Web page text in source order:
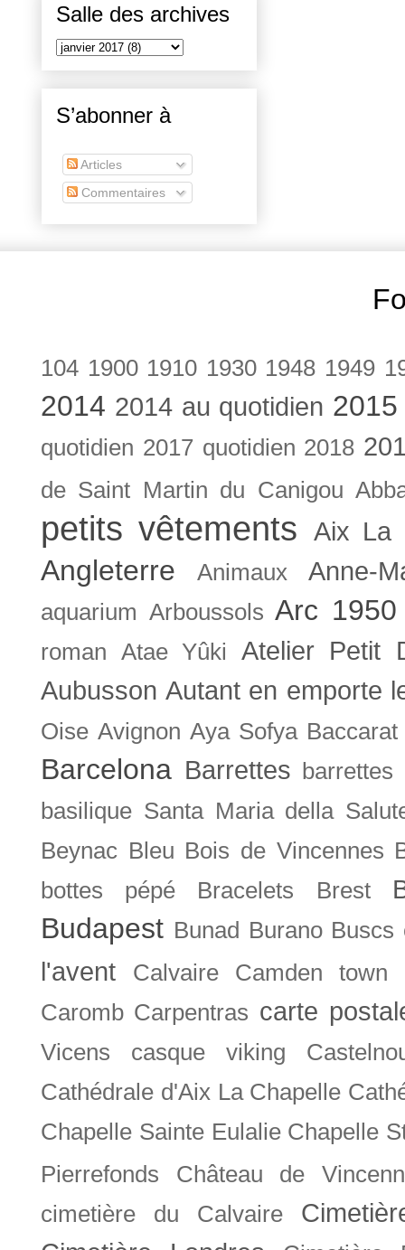
Salle des archives
S’abonner à
Articles
Commentaires
104 1900 1910 1930 1948 1949
2014 2014 au quotidien
quotidien 2017 quotidien 2018
de Saint Martin du Canigou
petits vêtements Aix La
Angleterre Animaux Anne-
aquarium Arboussols Arc 1950
roman Atae Yûki
Atelier Petit
Aubusson Autant en emporte
Oise Avignon Aya Sofya Baccarat
Barcelona Barrettes barrettes
basilique Santa Maria della
Beynac Bleu Bois de Vincennes
bottes pépé
Bracelets Brest
Budapest Bunad Burano Buscs
l'avent Calvaire Camden town
Caromb Carpentras carte
Vicens casque viking
Cathédrale d'Aix La Chapelle
Chapelle Sainte Eulalie Chapelle
Pierrefonds
Château de
cimetière du Calvaire